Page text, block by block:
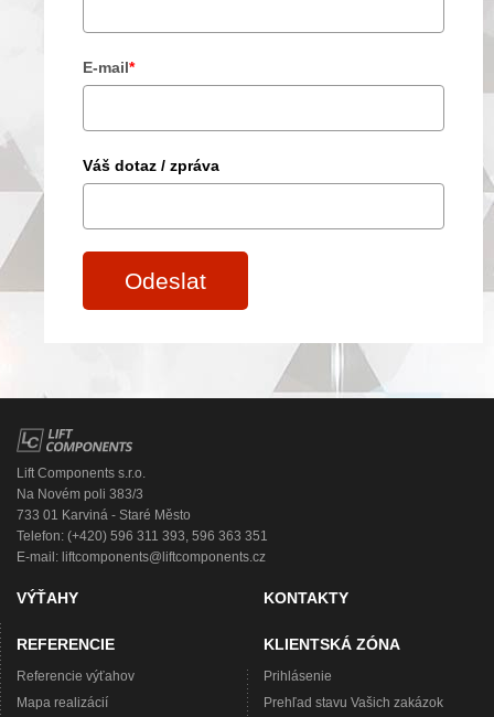
E-mail*
Váš dotaz / zpráva
Odeslat
Lift Components s.r.o.
Na Novém poli 383/3
733 01 Karviná - Staré Město
Telefon: (+420) 596 311 393, 596 363 351
E-mail: liftcomponents@liftcomponents.cz
VÝŤAHY
REFERENCIE
Referencie výťahov
Mapa realizácií
KONTAKTY
KLIENTSKÁ ZÓNA
Prihlásenie
Prehľad stavu Vašich zakázok